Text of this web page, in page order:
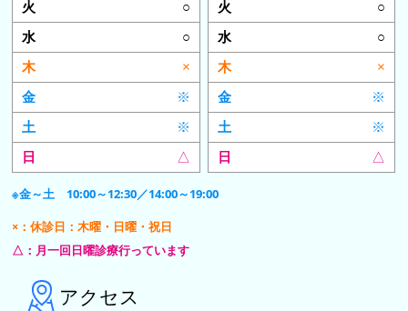
○
○
×
※
※
△
○
○
×
※
※
△
※金～土 10:00～12:30／14:00～19:00
×：休診日：木曜・日曜・祝日
△：月一回日曜診療行っています
アクセス